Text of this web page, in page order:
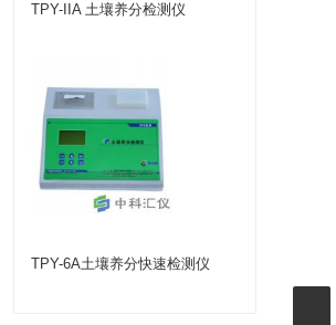
TPY-IIA 土壤养分检测仪
TPY-6A土壤养分快速检测仪